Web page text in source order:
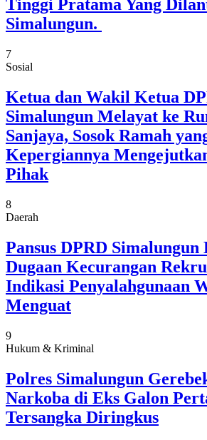
Tinggi Pratama Yang
Simalungun.
7
Sosial
Ketua dan Wakil Ketua
Simalungun Melayat ke
Sanjaya, Sosok Ramah
Kepergiannya
Pihak
8
Daerah
Pansus DPRD Simalungun
Dugaan Kecurangan
Indikasi Penyalahgunaan
Menguat
9
Hukum & Kriminal
Polres Simalungun
Narkoba di Eks Galon
Tersangka Diringkus